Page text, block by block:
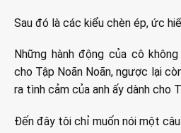
Sau đó là các kiểu chèn ép, ức
Những hành động của cô
cho Tập Noãn Noãn, ngược lại
ra tình cảm của anh ấy dành cho
Đến đây tôi chỉ muốn nói một